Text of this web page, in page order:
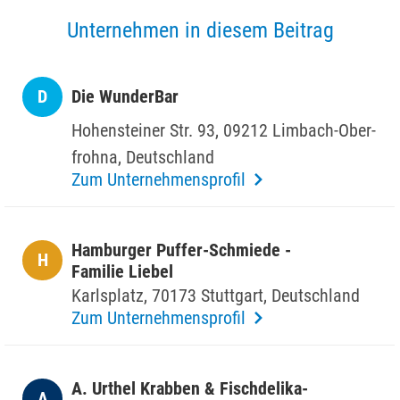
Unternehmen in diesem Beitrag
D
Die WunderBar
Hohen­steiner Str. 93, 09212 Limbach-Ober­
frohna, Deutsch­land
Zum Unternehmensprofil
H
Hamburger Puffer-Schmiede -
Familie Liebel
Karls­platz, 70173 Stutt­gart, Deutsch­land
Zum Unternehmensprofil
A. Urthel Krabben & Fisch­de­li­ka­